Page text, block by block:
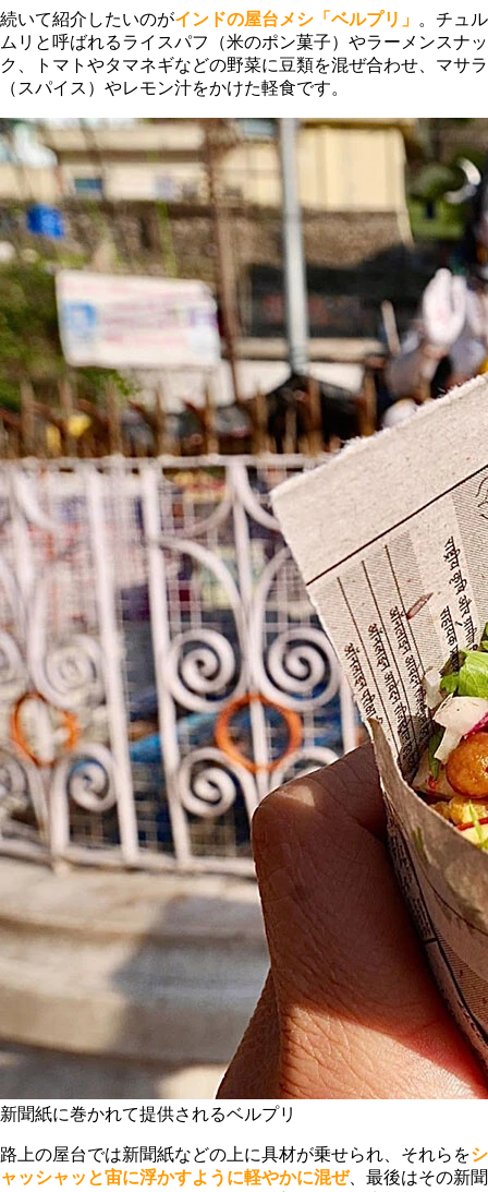
続いて紹介したいのがインドの屋台メシ「ベルプリ」 。チュル
ムリと呼ばれるライスパフ（米のポン菓子）やラーメンスナッ
ク、トマトやタマネギなどの野菜に豆類を混ぜ合わせ、マサラ
（スパイス）やレモン汁をかけた軽食です。
新聞紙に巻かれて提供されるベルプリ
路上の屋台では新聞紙などの上に具材が乗せられ、それらをシ
ャッシャッと宙に浮かすように軽やかに混ぜ、最後はその新聞